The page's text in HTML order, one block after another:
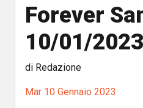
Forever
10/01/2023
di Redazione
Mar 10 Gennaio 2023